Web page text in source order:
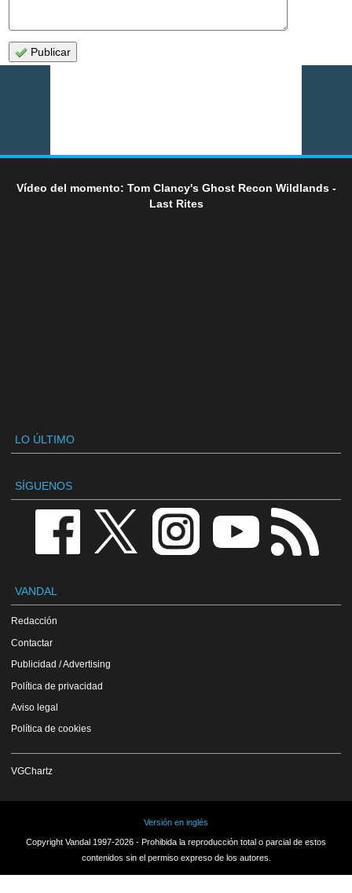
Publicar
Vídeo del momento: Tom Clancy's Ghost Recon Wildlands -
Last Rites
LO ÚLTIMO
SÍGUENOS
VANDAL
Redacción
Contactar
Publicidad / Advertising
Política de privacidad
Aviso legal
Política de cookies
VGChartz
Versión en inglés
Copyright Vandal 1997-2026 - Prohibida la reproducción total o parcial de estos
contenidos sin el permiso expreso de los autores.